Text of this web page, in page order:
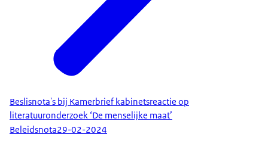
Beslisnota's bij Kamerbrief kabinetsreactie op
literatuuronderzoek ‘De menselijke maat’
Beleidsnota29-02-2024